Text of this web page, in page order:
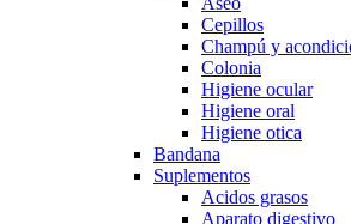
Cepillos
Champú y
Colonia
Higiene ocular
Higiene oral
Higiene otica
Bandana
Suplementos
Acidos grasos
Aparato digestivo